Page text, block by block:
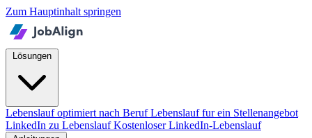
Zum Hauptinhalt springen
Lebenslauf optimiert nach BerufLebenslauf fur ein Stellenangebot
LinkedIn zu LebenslaufKostenloser LinkedIn-Lebenslauf